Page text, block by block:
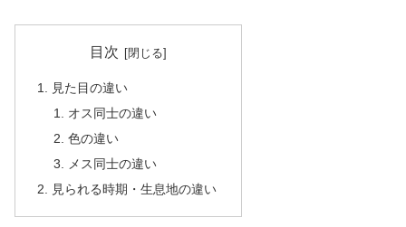
目次
見た目の違い
オス同士の違い
色の違い
メス同士の違い
見られる時期・生息地の違い